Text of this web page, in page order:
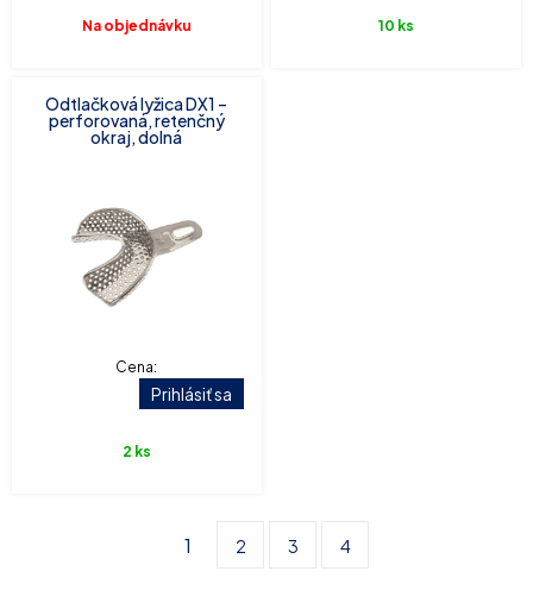
Na objednávku 10 ks
Odtlačková lyžica DX1 –
perforovaná, retenčný
okraj, dolná
Cena:
Prihlásiť sa
2 ks
1 2 3 4